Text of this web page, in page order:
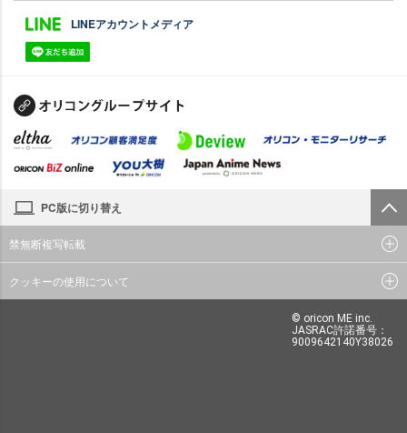
LINEアカウントメディア
PC版に切り替え
禁無断複写転載
クッキーの使用について
© oricon ME inc.
JASRAC許諾番号：
9009642140Y38026